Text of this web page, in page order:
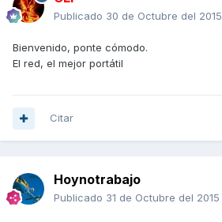
Publicado 30 de Octubre del 2015
Bienvenido, ponte cómodo.
El red, el mejor portátil
Citar
Hoynotrabajo
Publicado 31 de Octubre del 2015